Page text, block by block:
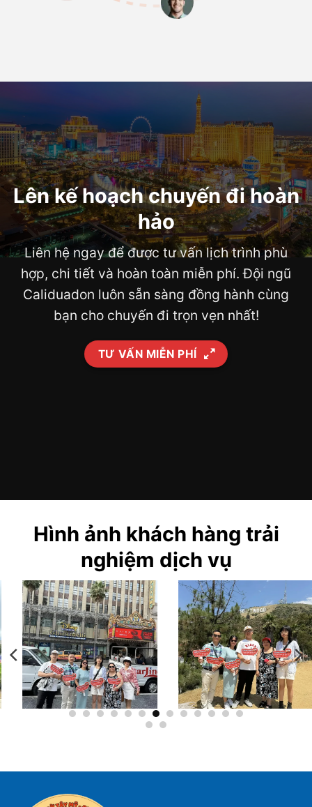
Lên kế hoạch chuyến đi hoàn
hảo
Liên hệ ngay để được tư vấn lịch trình phù
hợp, chi tiết và hoàn toàn miễn phí. Đội ngũ
Caliduadon luôn sẵn sàng đồng hành cùng
bạn cho chuyến đi trọn vẹn nhất!
TƯ VẤN MIỄN PHÍ
Hình ảnh khách hàng trải
nghiệm dịch vụ